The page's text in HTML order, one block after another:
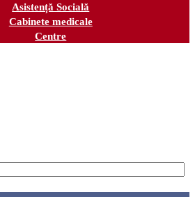
Asistență Socială
Cabinete medicale
Centre